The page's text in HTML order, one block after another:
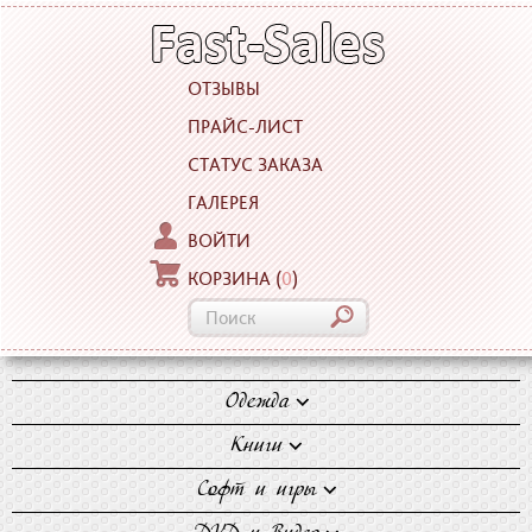
ОТЗЫВЫ
ПРАЙС-ЛИСТ
СТАТУС ЗАКАЗА
ГАЛЕРЕЯ
ВОЙТИ
КОРЗИНА(0)
Одежда
Блузки
Джинсы
Майки
Книги
Художественная
литература
Софт и игры